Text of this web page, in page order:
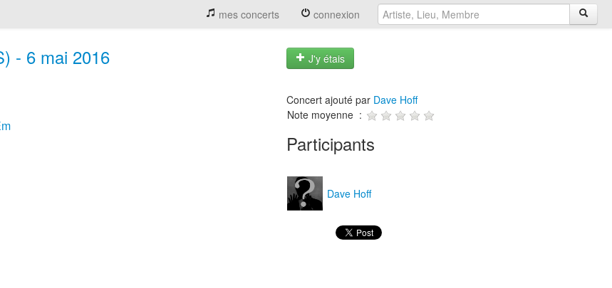
mes concerts connexion
- 6 mai 2016 J'y étais
Concert ajouté par Dave Hoff
Note moyenne :
Participants
Dave Hoff